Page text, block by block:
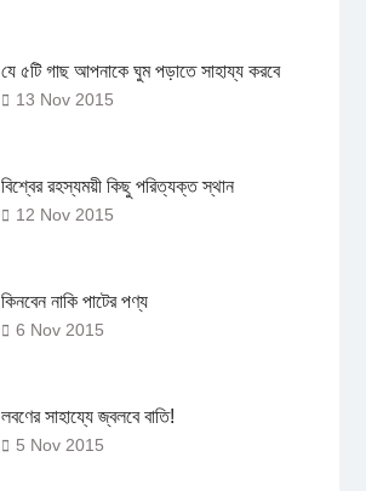
যে ৫টি গাছ আপনাকে ঘুম পড়াতে সাহায্য করবে
13 Nov 2015
বিশ্বের রহস্যময়ী কিছু পরিত্যক্ত স্থান
12 Nov 2015
কিনবেন নাকি পাটের পণ্য
6 Nov 2015
লবণের সাহায্যে জ্বলবে বাতি!
5 Nov 2015